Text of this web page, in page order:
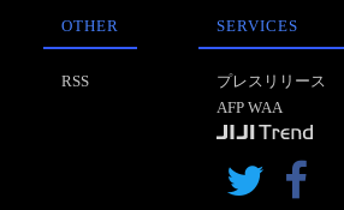
OTHER
RSS
SERVICES
プレスリリース
AFP WAA